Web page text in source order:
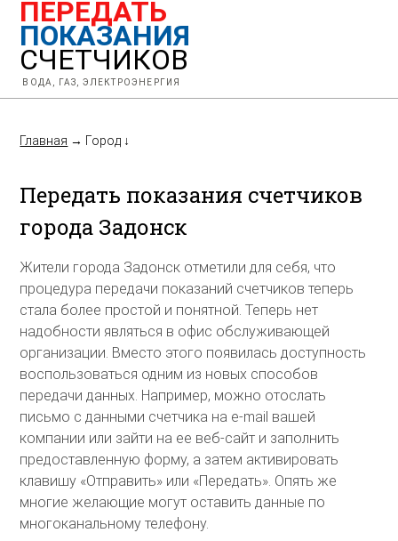
ПЕРЕДАТЬ
ПОКАЗАНИЯ
СЧЕТЧИКОВ
ВОДА, ГАЗ, ЭЛЕКТРОЭНЕРГИЯ
Главная → Город ↓
Передать показания счетчиков
города Задонск
Жители города Задонск отметили для себя, что
процедура передачи показаний счетчиков теперь
стала более простой и понятной. Теперь нет
надобности являться в офис обслуживающей
организации. Вместо этого появилась доступность
воспользоваться одним из новых способов
передачи данных. Например, можно отослать
письмо с данными счетчика на e-mail вашей
компании или зайти на ее веб-сайт и заполнить
предоставленную форму, а затем активировать
клавишу «Отправить» или «Передать». Опять же
многие желающие могут оставить данные по
многоканальному телефону.